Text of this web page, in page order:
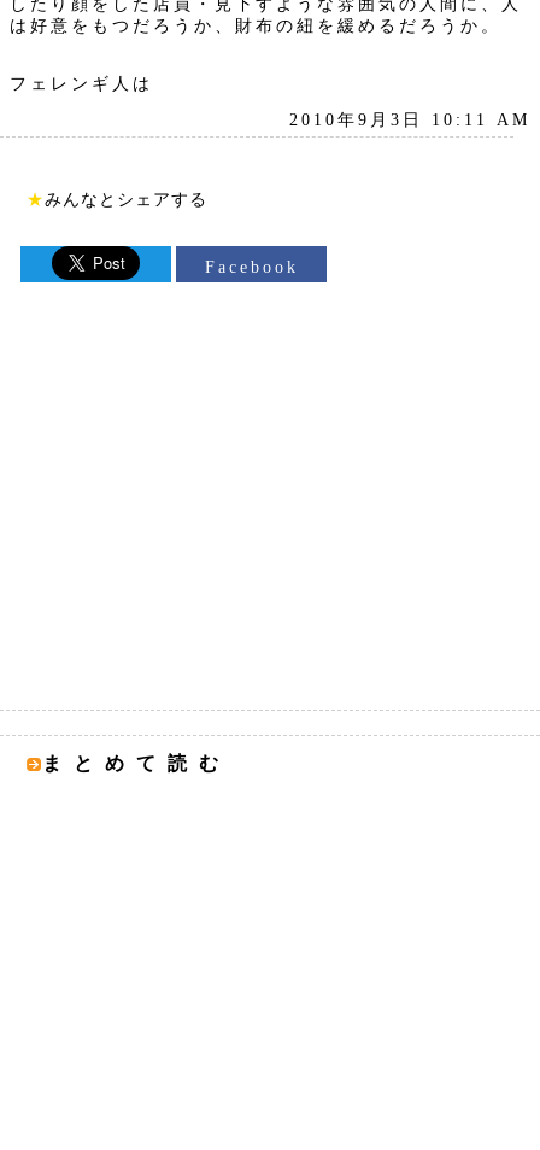
は好意をもつだろうか、財布の紐を緩めるだろうか。
フェレンギ人は
2010年9月3日 10:11 AM
★みんなとシェアする
Facebook
まとめて読む